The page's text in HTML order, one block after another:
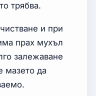
трябва.
и при
прах мухъл
залежаване
мазето да